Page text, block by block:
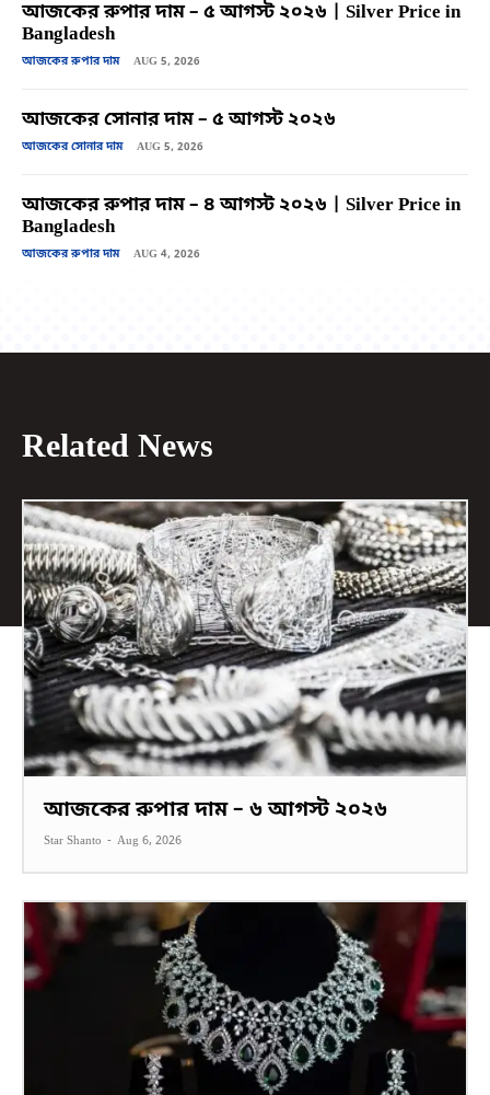
আজকের রুপার দাম – ৫ আগস্ট ২০২৬ | Silver Price in
Bangladesh
আজকের রুপার দাম AUG 5, 2026
আজকের সোনার দাম – ৫ আগস্ট ২০২৬
আজকের সোনার দাম AUG 5, 2026
আজকের রুপার দাম – ৪ আগস্ট ২০২৬ | Silver Price in
Bangladesh
আজকের রুপার দাম AUG 4, 2026
Related News
আজকের রুপার দাম – ৬ আগস্ট ২০২৬
Star Shanto - Aug 6, 2026